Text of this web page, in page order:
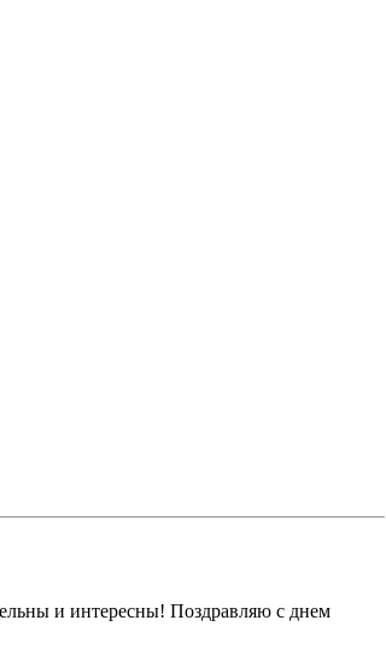
и интересны! Поздравляю с днем